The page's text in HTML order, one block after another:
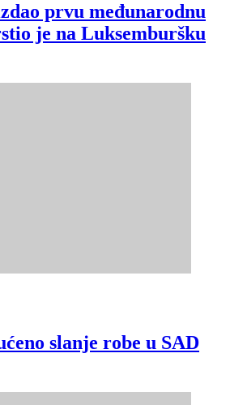
prvu međunarodnu
je na Luksemburšku
slanje robe u SAD